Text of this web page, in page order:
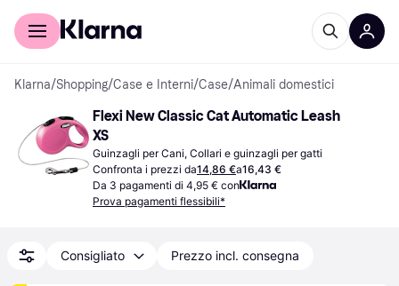
Per il tuo shopping
Klarna/Shopping/Case e Interni/Case/Animali domestici
Flexi New Classic Cat Automatic Leash
XS
Guinzagli per Cani, Collari e guinzagli per gatti
Confronta i prezzi da14,86 €a16,43 €
Da 3 pagamenti di 4,95 € con
Prova pagamenti flessibili*
Consigliato Prezzo incl. consegna